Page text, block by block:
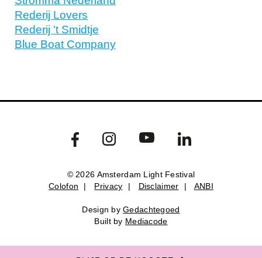
Colofon Privacy Disclaimer ANBI
Design by Gedachtegoed.
Built by Mediacode
Rederij Lovers
Rederij 't Smidtje
Blue Boat Company
© 2026 Amsterdam Light Festival
Colofon
| Privacy | Disclaimer | ANBI
Design byGedachtegoed
Built by Mediacode